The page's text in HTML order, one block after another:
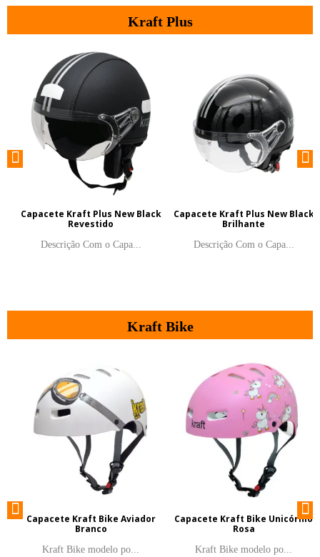
Kraft Plus
Capacete Kraft Plus New Black
Revestido
Descrição Com o Capa...
Capacete Kraft Plus New Black
Brilhante
Descrição Com o Capa...
Kraft Bike
Capacete Kraft Bike Aviador
Branco
Kraft Bike modelo po...
Capacete Kraft Bike Unicórnio
Rosa
Kraft Bike modelo po...